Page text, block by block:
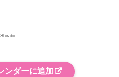
ンダーに追加